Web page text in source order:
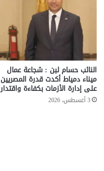
النائب حسام لبن : شجاعة عمال
ميناء دمياط أكدت قدرة المصريين
على إدارة الأزمات بكفاءة واقتدار
3 أغسطس، 2026